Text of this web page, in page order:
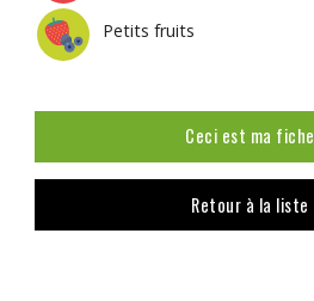
Petits fruits
Ceci est ma fiche
Retour à la liste